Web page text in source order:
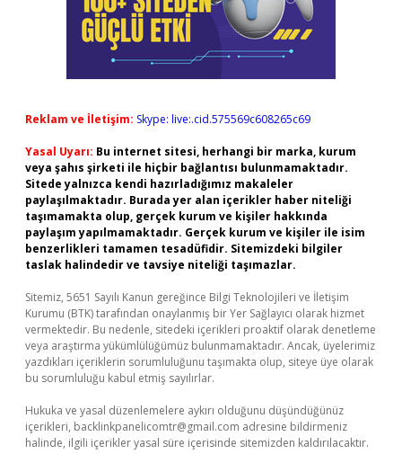
Reklam ve İletişim: Skype: live:.cid.575569c608265c69
Yasal Uyarı: Bu internet sitesi, herhangi bir marka, kurum
veya şahıs şirketi ile hiçbir bağlantısı bulunmamaktadır.
Sitede yalnızca kendi hazırladığımız makaleler
paylaşılmaktadır. Burada yer alan içerikler haber niteliği
taşımamakta olup, gerçek kurum ve kişiler hakkında
paylaşım yapılmamaktadır. Gerçek kurum ve kişiler ile isim
benzerlikleri tamamen tesadüfidir. Sitemizdeki bilgiler
taslak halindedir ve tavsiye niteliği taşımazlar.
Sitemiz, 5651 Sayılı Kanun gereğince Bilgi Teknolojileri ve İletişim
Kurumu (BTK) tarafından onaylanmış bir Yer Sağlayıcı olarak hizmet
vermektedir. Bu nedenle, sitedeki içerikleri proaktif olarak denetleme
veya araştırma yükümlülüğümüz bulunmamaktadır. Ancak, üyelerimiz
yazdıkları içeriklerin sorumluluğunu taşımakta olup, siteye üye olarak
bu sorumluluğu kabul etmiş sayılırlar.
Hukuka ve yasal düzenlemelere aykırı olduğunu düşündüğünüz
içerikleri, backlinkpanelicomtr@gmail.com adresine bildirmeniz
halinde, ilgili içerikler yasal süre içerisinde sitemizden kaldırılacaktır.